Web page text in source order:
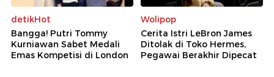
detikHot
Bangga! Putri Tommy
Kurniawan Sabet Medali
Emas Kompetisi di London
Wolipop
Cerita Istri LeBron James
Ditolak di Toko Hermes,
Pegawai Berakhir Dipecat